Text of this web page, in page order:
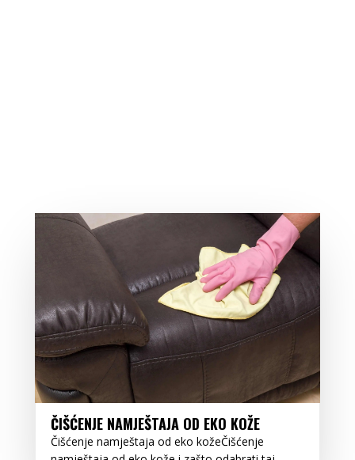
ČIŠĆENJE NAMJEŠTAJA OD EKO KOŽE
Čišćenje namještaja od eko kožeČišćenje